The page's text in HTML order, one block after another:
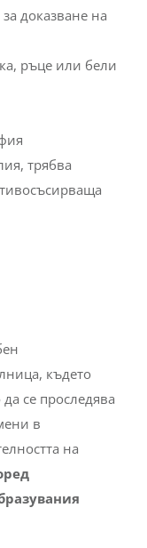
доказване на
ръце или бели
трябва
където
се проследява
в
на